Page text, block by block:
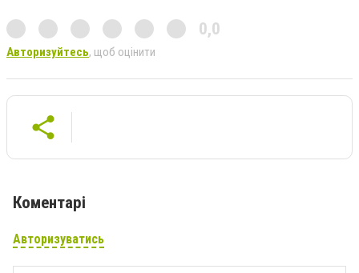
0,0
Авторизуйтесь, щоб оцінити
Коментарі
Авторизуватись